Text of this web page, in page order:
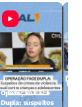
Operação Face
Dupla: suspeitos